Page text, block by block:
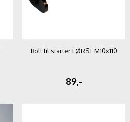
Bolt til starter FØRST M10x110
89,-